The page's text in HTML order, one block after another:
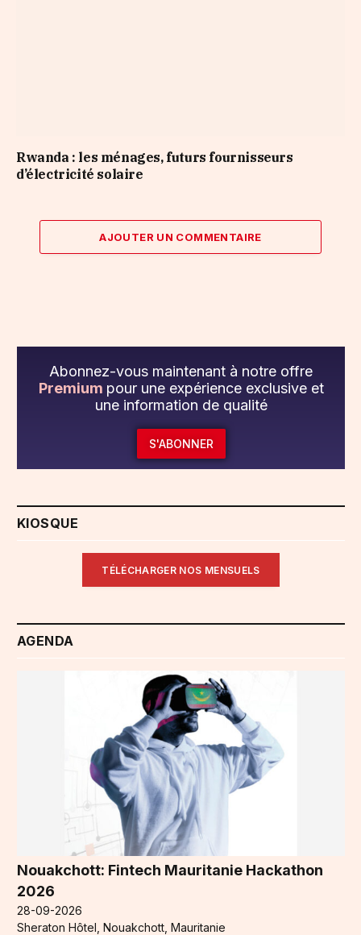
Rwanda : les ménages, futurs fournisseurs
d’électricité solaire
AJOUTER UN COMMENTAIRE
Abonnez-vous maintenant à notre offre
Premium pour une expérience exclusive et
une information de qualité
S'ABONNER
KIOSQUE
TÉLÉCHARGER NOS MENSUELS
AGENDA
Nouakchott: Fintech Mauritanie Hackathon
2026
28-09-2026
Sheraton Hôtel, Nouakchott, Mauritanie